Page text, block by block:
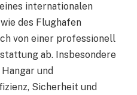
internationalen
des Flughafen
von einer professionell
ab. Insbesondere
und
Sicherheit und